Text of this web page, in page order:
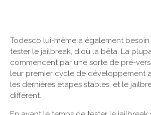
Todesco lui-même a également
tester le jailbreak, d'où la bêta. La
commencent par une sorte de pré-
leur premier cycle de développement
les dernières étapes stables, et le
différent.